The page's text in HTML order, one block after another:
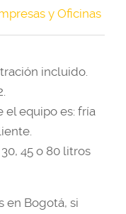
y Oficinas
incluido.
el equipo es: fría
45 o 80 litros
en Bogotá, si